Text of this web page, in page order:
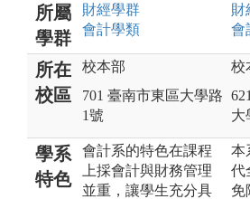
所屬
學群
財經學群
會計學類
財
會
所在
校區
校本部
701 臺南市東區大學路
1號
校
大
學系
特色
會計系的特色在課程
上採會計與財務管理
並重，讓學生充分具
本
代
免